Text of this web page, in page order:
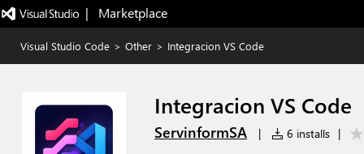
|   Marketplace
Visual Studio Code > Other > Integracion VS Code
Integracion VS Code
ServinformSA | 6 installs |